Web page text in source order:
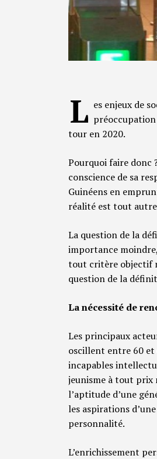
L es enjeux de
préoccupation
tour en 2020.
Pourquoi faire donc
conscience de sa
Guinéens en
réalité est tout
La question de la
importance
tout critère objectif
question de la
La nécessité de
Les principaux
oscillent entre 60 et
incapables
jeunisme à tout prix
l’aptitude d’une
les aspirations
personnalité.
L’enrichissement